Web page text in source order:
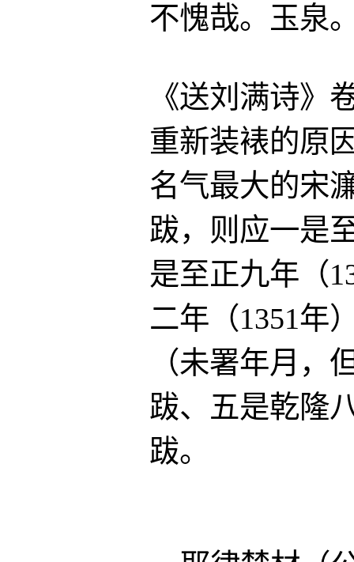
不愧哉。玉泉
《送刘满诗》
重新装裱的原
名气最大的宋
跋，则应一是
是至正九年（
二年（1351年
（未署年月，
跋、五是乾隆
跋。